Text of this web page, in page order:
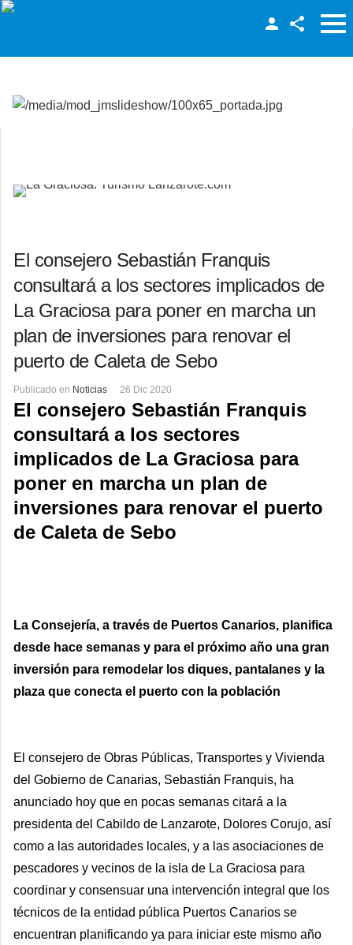
LinkedIn
El consejero Sebastián Franquis
consultará a los sectores implicados de
La Graciosa para poner en marcha un
plan de inversiones para renovar el
puerto de Caleta de Sebo
Publicado en Noticias 26 Dic 2020
El consejero Sebastián Franquis
consultará a los sectores
implicados de La Graciosa para
poner en marcha un plan de
inversiones para renovar el puerto
de Caleta de Sebo
La Consejería, a través de Puertos Canarios, planifica
desde hace semanas y para el próximo año una gran
inversión para remodelar los diques, pantalanes y la
plaza que conecta el puerto con la población
El consejero de Obras Públicas, Transportes y Vivienda
del Gobierno de Canarias, Sebastián Franquis, ha
anunciado hoy que en pocas semanas citará a la
presidenta del Cabildo de Lanzarote, Dolores Corujo, así
como a las autoridades locales, y a las asociaciones de
pescadores y vecinos de la isla de La Graciosa para
coordinar y consensuar una intervención integral que los
técnicos de la entidad pública Puertos Canarios se
encuentran planificando ya para iniciar este mismo año
¿Recordar contraseña?
¿Recordar usuario?